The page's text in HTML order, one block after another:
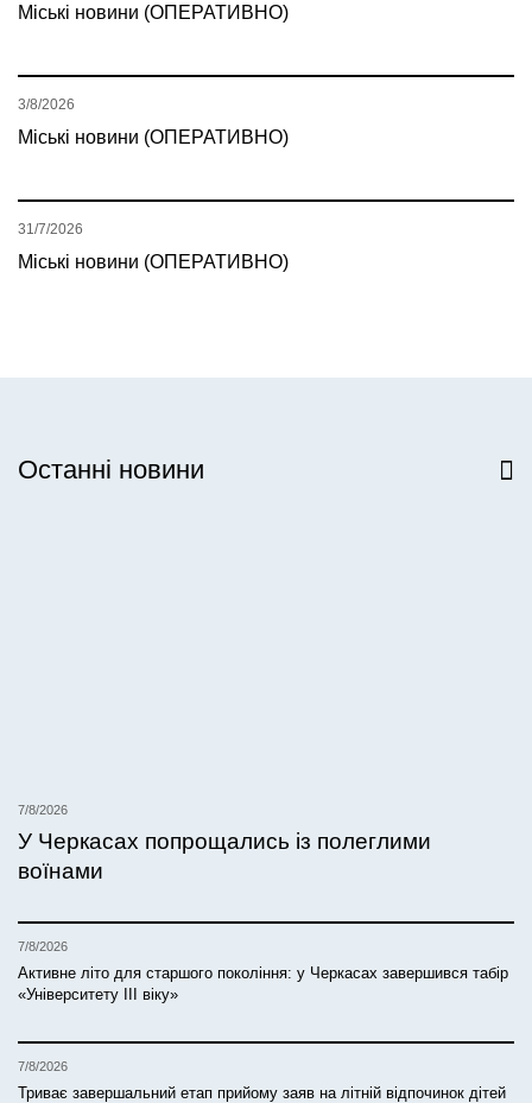
Міські новини (ОПЕРАТИВНО)
Міські новини (ОПЕРАТИВНО)
3/8/2026
Міські новини (ОПЕРАТИВНО)
31/7/2026
Останні новини
7/8/2026
У Черкасах попрощались із полеглими
воїнами
7/8/2026
Активне літо для старшого покоління: у Черкасах завершився табір
«Університету ІІІ віку»
7/8/2026
Триває завершальний етап прийому заяв на літній відпочинок дітей